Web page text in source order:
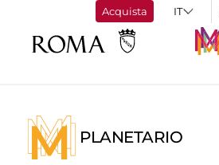
Acquista
PLANETARIO